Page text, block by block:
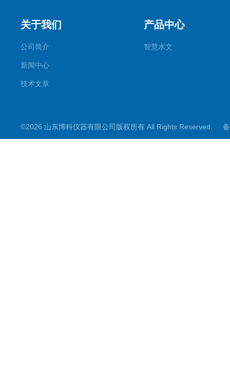
关于我们
公司简介
新闻中心
技术文章
产品中心
智慧水文
©2026 山东博科仪器有限公司版权所有 All Rights Reserved.